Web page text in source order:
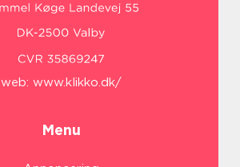
web: www.klikko.dk/
Menu